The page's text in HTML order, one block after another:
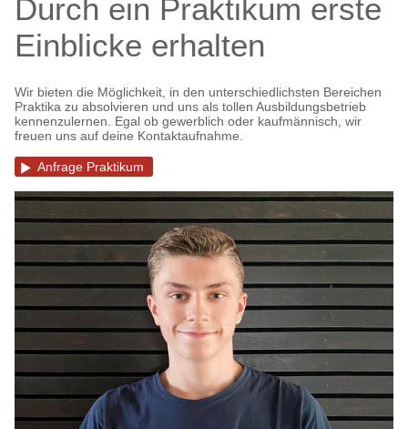
Durch ein Praktikum erste
Einblicke erhalten
Wir bieten die Möglichkeit, in den unterschiedlichsten Bereichen
Praktika zu absolvieren und uns als tollen Ausbildungsbetrieb
kennenzulernen. Egal ob gewerblich oder kaufmännisch, wir
freuen uns auf deine Kontaktaufnahme.
Anfrage Praktikum